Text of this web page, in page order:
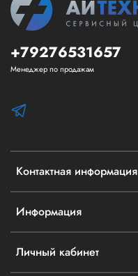
Контактная информация
Информация
Личный кабинет
+79276531657
Менеджер по продажам